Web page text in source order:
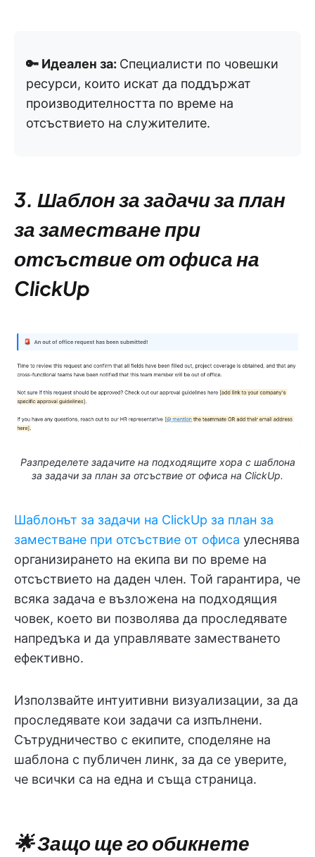
🔑 Идеален за: Специалисти по човешки
ресурси, които искат да поддържат
производителността по време на
отсъствието на служителите.
3. Шаблон за задачи за план
за заместване при
отсъствие от офиса на
ClickUp
Разпределете задачите на подходящите хора с шаблона
за задачи за план за отсъствие от офиса на ClickUp.
Шаблонът за задачи на ClickUp за план за
заместване при отсъствие от офиса улеснява
организирането на екипа ви по време на
отсъствието на даден член. Той гарантира, че
всяка задача е възложена на подходящия
човек, което ви позволява да проследявате
напредъка и да управлявате заместването
ефективно.
Използвайте интуитивни визуализации, за да
проследявате кои задачи са изпълнени.
Сътрудничество с екипите, споделяне на
шаблона с публичен линк, за да се уверите,
че всички са на една и съща страница.
🌟 Защо ще го обикнете